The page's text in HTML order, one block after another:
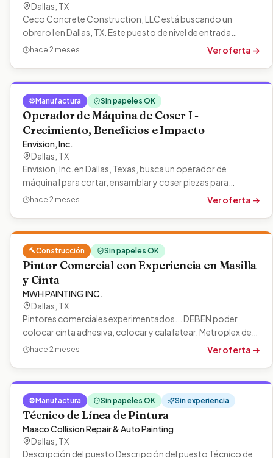
Dallas TX
Ceco Concrete Construction, LLC está buscando un
obrero I en Dallas, TX. Este puesto de nivel de entrada
implica realizar diversas tareas…
hace 2 meses Ver oferta →
⚙️Manufactura Sin papeles OK
Operador de Máquina de Coser I -
Crecimiento, Beneficios e Impacto
Envision, Inc.
Dallas TX
Envision, Inc. en Dallas, Texas, busca un operador de
máquina I para cortar, ensamblar y coser piezas para
producción. Los candidatos deben…
hace 2 meses Ver oferta →
🔨Construcción Sin papeles OK
Pintor Comercial con Experiencia en Masilla
y Cinta
MWH PAINTING INC.
Dallas TX
Pintores comerciales experimentados... DEBEN poder
colocar cinta adhesiva, colocar y calafatear. Metroplex de
DFW. Debe tener transporte…
hace 2 meses Ver oferta →
⚙️Manufactura Sin papeles OK Sin experiencia
Técnico de Línea de Pintura
Maaco Collision Repair & Auto Painting
Dallas TX
Descripción del puesto Descripción del puesto Técnico de